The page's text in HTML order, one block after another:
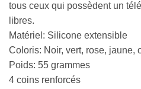
tous ceux qui possèdent un
libres.
Matériel: Silicone extensible
Coloris: Noir, vert, rose, jaune,
Poids: 55 grammes
4 coins renforcés